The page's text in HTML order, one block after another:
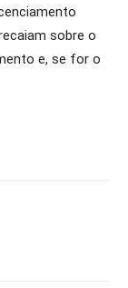
sobre o
e, se for o